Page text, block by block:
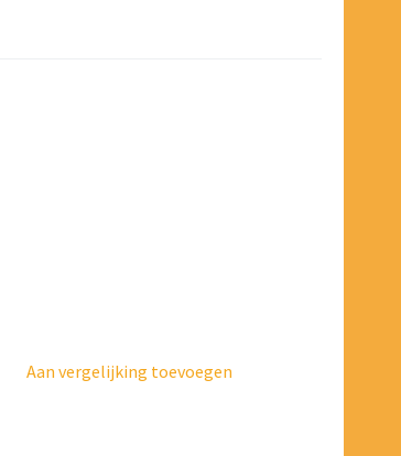
Aan vergelijking toevoegen